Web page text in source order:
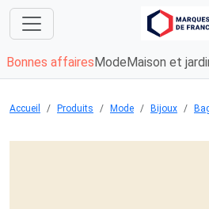
Bonnes affaires Mode Maison et
Accueil Produits Mode Bijoux